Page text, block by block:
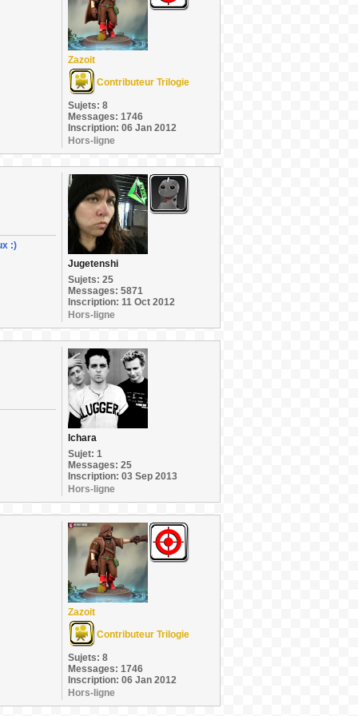
Zazoit
Contributeur Trilogie
Sujets: 8
Messages: 1746
Inscription: 06 Jan 2012
Hors-ligne
:)
Jugetenshi
Sujets: 25
Messages: 5871
Inscription: 11 Oct 2012
Hors-ligne
Ichara
Sujet: 1
Messages: 25
Inscription: 03 Sep 2013
Hors-ligne
Zazoit
Contributeur Trilogie
Sujets: 8
Messages: 1746
Inscription: 06 Jan 2012
Hors-ligne